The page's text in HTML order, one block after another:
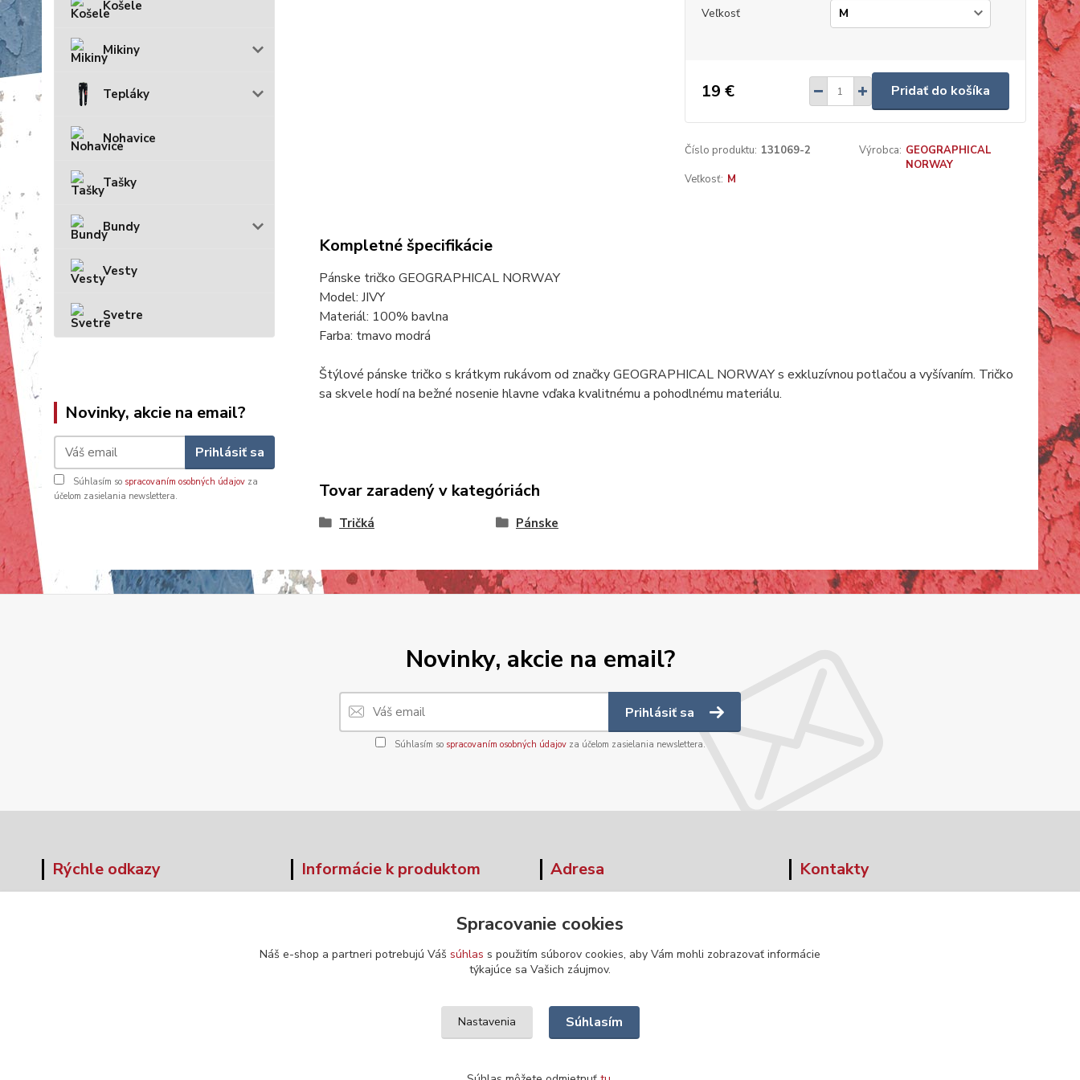
Košele
Mikiny
Tepláky
Nohavice
Tašky
Bundy
Vesty
Svetre
Novinky, akcie na email?
Prihlásiť sa
Súhlasím so spracovaním osobných údajov za
účelom zasielania newslettera.
Veľkosť
19 € Pridať do košíka
Číslo produktu: 131069-2 Výrobca: GEOGRAPHICAL
NORWAY
Veľkosť: M
Kompletné špecifikácie
Pánske tričko GEOGRAPHICAL NORWAY
Model: JIVY
Materiál: 100% bavlna
Farba: tmavo modrá
Štýlové pánske tričko s krátkym rukávom od značky GEOGRAPHICAL NORWAY s exkluzívnou potlačou a vyšívaním. Tričko
sa skvele hodí na bežné nosenie hlavne vďaka kvalitnému a pohodlnému materiálu.
Tovar zaradený v kategóriách
Tričká Pánske
Novinky, akcie na email?
Prihlásiť sa
Súhlasím so spracovaním osobných údajovza účelom zasielania newslettera.
Rýchle odkazy Informácie k produktom Adresa
Banská Bystrica
974 04
Kontakty
info@norwaywear.sk
Spracovanie cookies
Náš e-shop a partneri potrebujú Váš súhlas s použitím súborov cookies, aby Vám mohli zobrazovať informácie
týkajúce sa Vašich záujmov.
Nastavenia Súhlasím